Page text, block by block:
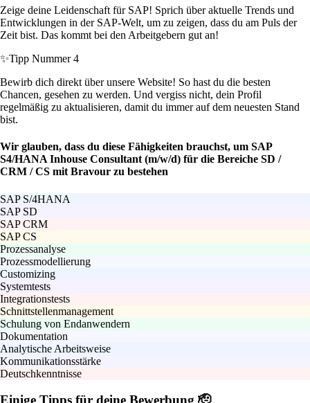
Zeige deine Leidenschaft für SAP! Sprich über aktuelle Trends und
Entwicklungen in der SAP-Welt, um zu zeigen, dass du am Puls der
Zeit bist. Das kommt bei den Arbeitgebern gut an!
✨Tipp Nummer 4
Bewirb dich direkt über unsere Website! So hast du die besten
Chancen, gesehen zu werden. Und vergiss nicht, dein Profil
regelmäßig zu aktualisieren, damit du immer auf dem neuesten Stand
bist.
Wir glauben, dass du diese Fähigkeiten brauchst, um SAP
S4/HANA Inhouse Consultant (m/w/d) für die Bereiche SD /
CRM / CS mit Bravour zu bestehen
SAP S/4HANA
SAP SD
SAP CRM
SAP CS
Prozessanalyse
Prozessmodellierung
Customizing
Systemtests
Integrationstests
Schnittstellenmanagement
Schulung von Endanwendern
Dokumentation
Analytische Arbeitsweise
Kommunikationsstärke
Deutschkenntnisse